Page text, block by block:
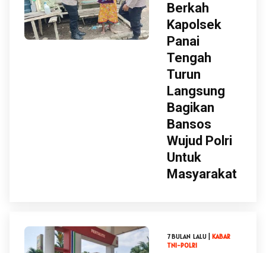
Berkah
Kapolsek
Panai
Tengah
Turun
Langsung
Bagikan
Bansos
Wujud Polri
Untuk
Masyarakat
7 BULAN LALU | KABAR
TNI-POLRI